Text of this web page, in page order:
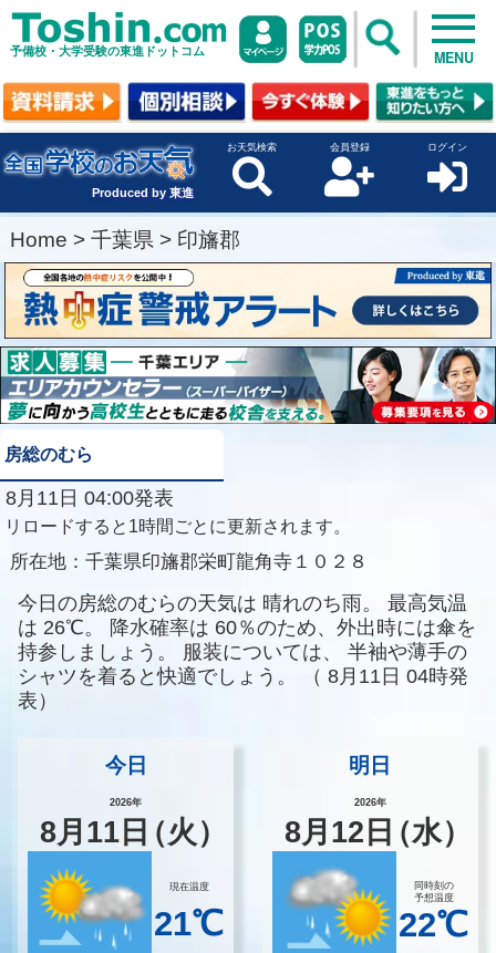
予備校・大学受験の東進ドットコム MENU
Produced by 東進
お天気検索 会員登録 ログイン
Home > 千葉県 > 印旛郡
房総のむら
8月11日 04:00発表
リロードすると1時間ごとに更新されます。
所在地： 千葉県印旛郡栄町龍角寺１０２８
今日の房総のむらの天気は 晴れのち雨。
最高気温
は 26℃。 降水確率は 60％のため、外出時には傘を
持参しましょう。
服装については、
半袖や薄手の
シャツを着ると快適でしょう。
（ 8月11日 04時発
表）
今日
2026年
8月 11日（火）
現在温度
21℃
明日
2026年
8月 12 日（水）
同時刻の
予想温度
22℃